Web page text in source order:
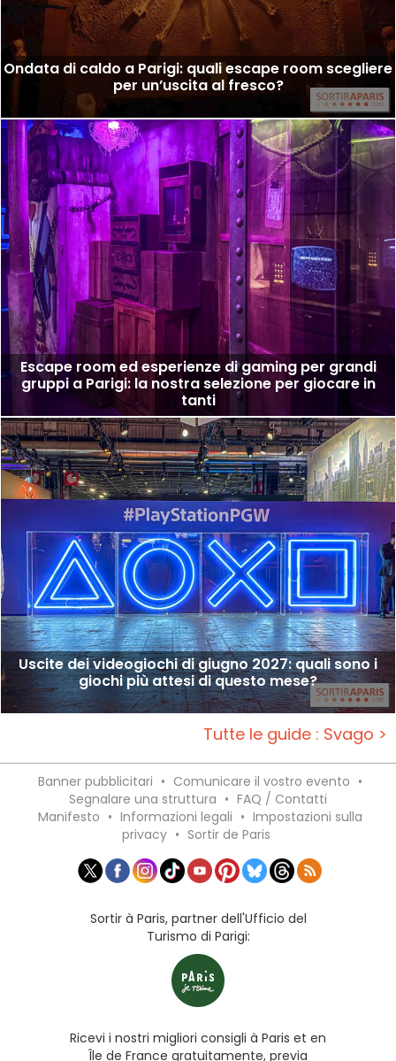
Ondata di caldo a Parigi: quali escape room scegliere
per un’uscita al fresco?
Escape room ed esperienze di gaming per grandi
gruppi a Parigi: la nostra selezione per giocare in
tanti
Uscite dei videogiochi di giugno 2027: quali sono i
giochi più attesi di questo mese?
Tutte le guide : Svago >
Banner pubblicitari • Comunicare il vostro evento •
Segnalare una struttura • FAQ / Contatti
Manifesto • Informazioni legali • Impostazioni sulla
privacy • Sortir de Paris
Sortir à Paris, partner dell'Ufficio del
Turismo di Parigi:
Ricevi i nostri migliori consigli à Paris et en
Île de France gratuitamente, previa